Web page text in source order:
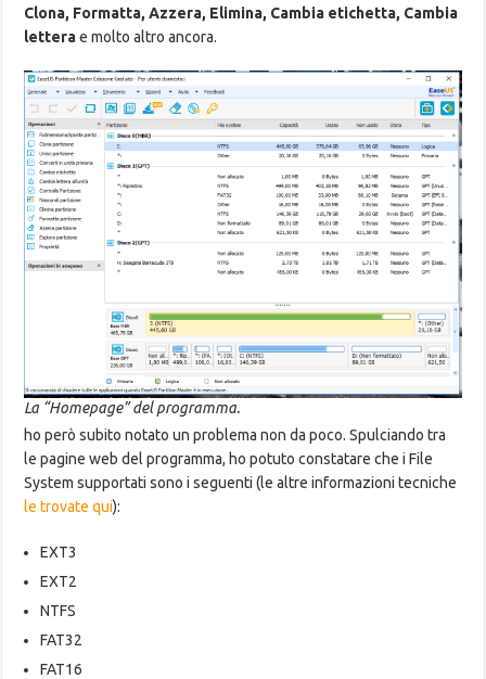
Clona, Formatta, Azzera, Elimina, Cambia etichetta, Cambia
letterae molto altro ancora.
La “Homepage” del programma.
ho però subito notato un problema non da poco. Spulciando tra
le pagine web del programma, ho potuto constatare che i File
System supportati sono i seguenti (le altre informazioni tecniche
le trovate qui):
EXT3
EXT2
NTFS
FAT32
FAT16